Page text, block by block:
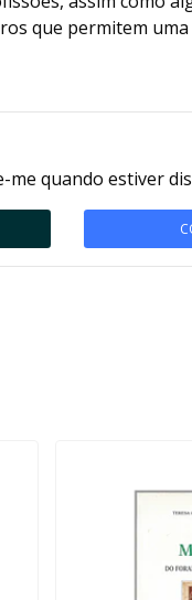
que permitem
me quando estiver